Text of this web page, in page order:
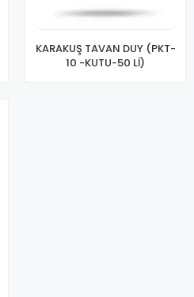
KARAKUŞ TAVAN DUY (PKT-
10 -KUTU-50 Lİ)